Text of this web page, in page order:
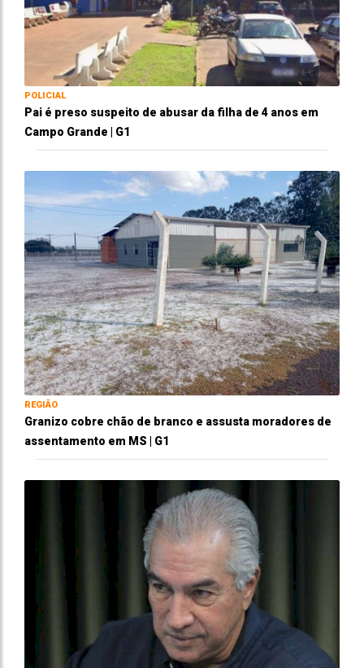
POLICIAL
Pai é preso suspeito de abusar da filha de 4 anos em
Campo Grande | G1
REGIÃO
Granizo cobre chão de branco e assusta moradores de
assentamento em MS | G1